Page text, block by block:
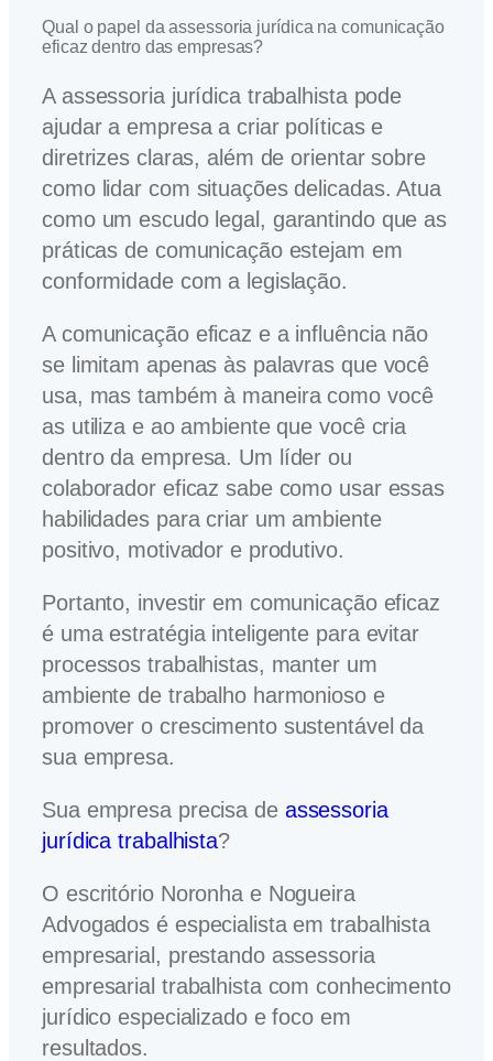
Qual o papel da assessoria jurídica na comunicação
eficaz dentro das empresas?
A assessoria jurídica trabalhista pode
ajudar a empresa a criar políticas e
diretrizes claras, além de orientar sobre
como lidar com situações delicadas. Atua
como um escudo legal, garantindo que as
práticas de comunicação estejam em
conformidade com a legislação.
A comunicação eficaz e a influência não
se limitam apenas às palavras que você
usa, mas também à maneira como você
as utiliza e ao ambiente que você cria
dentro da empresa. Um líder ou
colaborador eficaz sabe como usar essas
habilidades para criar um ambiente
positivo, motivador e produtivo.
Portanto, investir em comunicação eficaz
é uma estratégia inteligente para evitar
processos trabalhistas, manter um
ambiente de trabalho harmonioso e
promover o crescimento sustentável da
sua empresa.
Sua empresa precisa de assessoria
jurídica trabalhista?
O escritório Noronha e Nogueira
Advogados é especialista em trabalhista
empresarial, prestando assessoria
empresarial trabalhista com conhecimento
jurídico especializado e foco em
resultados.